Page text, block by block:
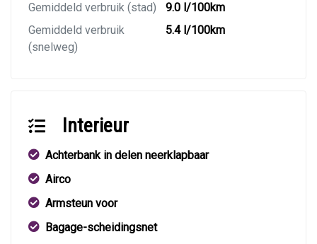
Gemiddeld verbruik (stad)
9.0 l/100km
Gemiddeld verbruik
(snelweg)
5.4 l/100km
Interieur
Achterbank in delen neerklapbaar
Airco
Armsteun voor
Bagage-scheidingsnet